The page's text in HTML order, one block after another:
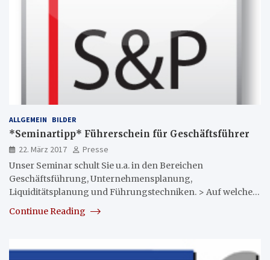
ALLGEMEIN BILDER
*Seminartipp* Führerschein für Geschäftsführer
22. März 2017
Presse
Unser Seminar schult Sie u.a. in den Bereichen
Geschäftsführung, Unternehmensplanung,
Liquiditätsplanung und Führungstechniken. > Auf welche…
Continue Reading